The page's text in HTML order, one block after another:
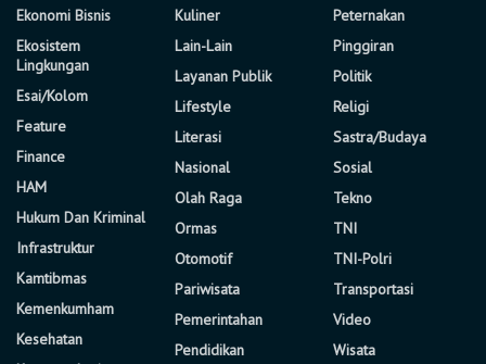
Ekonomi Bisnis
Ekosistem
Lingkungan
Esai/Kolom
Feature
Finance
HAM
Hukum Dan Kriminal
Infrastruktur
Kamtibmas
Kemenkumham
Kesehatan
Kuliner
Lain-Lain
Layanan Publik
Lifestyle
Literasi
Nasional
Olah Raga
Ormas
Otomotif
Pariwisata
Pemerintahan
Pendidikan
Peternakan
Pinggiran
Politik
Religi
Sastra/Budaya
Sosial
Tekno
TNI
TNI-Polri
Transportasi
Video
Wisata